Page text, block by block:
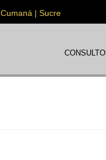
Cumaná | Sucre